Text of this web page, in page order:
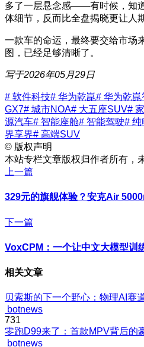
多了一层悬念感——有时候，知
体细节，反而比全盘揭晓更让人
一款车的命运，最终要交给市场
图，已经足够清晰了。
写于2026年05月29日
# 软件科技# 华为乾崑# 华为乾崑
GX7# 城市NOA# 大五座SUV#
源汽车# 智能座舱# 智能驾驶# 纯
界享界# 高端SUV
© 版权声明
本站专栏文章版权归作者所有，
上一篇
329元的旗舰体验？安克Air
下一篇
VoxCPM：一个让中文大模型训
相关文章
贝索斯的下一个野心：物理AI赛
botnews
731
零跑D99来了：首款MPV背后的
botnews